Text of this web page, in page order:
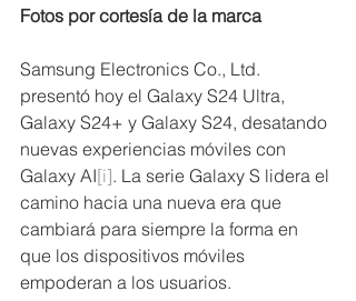
Fotos por cortesía de la marca
Samsung Electronics Co., Ltd.
presentó hoy el Galaxy S24 Ultra,
Galaxy S24+ y Galaxy S24, desatando
nuevas experiencias móviles con
Galaxy AI[i]. La serie Galaxy S lidera el
camino hacia una nueva era que
cambiará para siempre la forma en
que los dispositivos móviles
empoderan a los usuarios.